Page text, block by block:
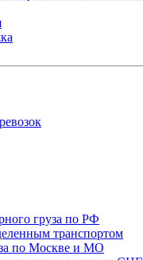
груза по РФ
транспортом
по Москве и МО